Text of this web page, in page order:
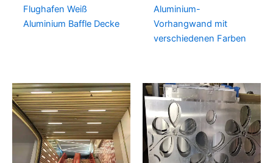
Flughafen Weiß
Aluminium Baffle Decke
Aluminium-
Vorhangwand mit
verschiedenen Farben